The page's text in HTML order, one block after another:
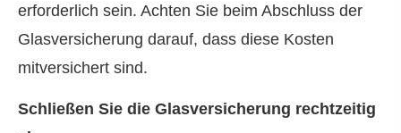
erforderlich sein. Achten Sie beim Abschluss der
Glasversicherung darauf, dass diese Kosten
mitversichert sind.
Schließen Sie die Glasversicherung rechtzeitig